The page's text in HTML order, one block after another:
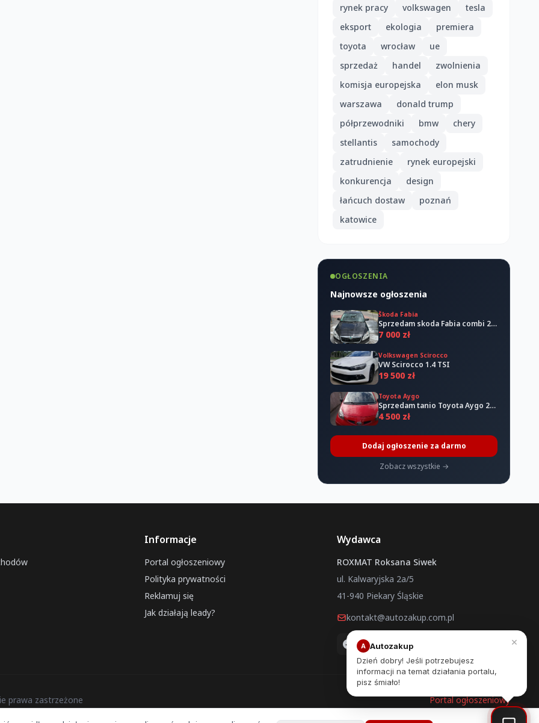
rynek pracy
volkswagen
tesla
eksport
ekologia
premiera
toyota
wrocław
ue
sprzedaż
handel
zwolnienia
komisja europejska
elon musk
warszawa
donald trump
półprzewodniki
bmw
chery
stellantis
samochody
zatrudnienie
rynek europejski
konkurencja
design
łańcuch dostaw
poznań
katowice
OGŁOSZENIA
Najnowsze ogłoszenia
Škoda Fabia
Sprzedam skoda Fabia combi 2011
7 000 zł
Volkswagen Scirocco
VW Scirocco 1.4 TSI
19 500 zł
Toyota Aygo
Sprzedam tanio Toyota Aygo 2006
4 500 zł
Dodaj ogłoszenie za darmo
Zobacz wszystkie →
Informacje
Portal ogłoszeniowy
Polityka prywatności
Reklamuj się
Jak działają leady?
Wydawca
ROXMAT Roksana Siwek
ul. Kalwaryjska 2a/5
41-940 Piekary Śląskie
kontakt@autozakup.com.pl
prawa zastrzeżone Portal ogłoszeniowy
Wykonanie strony: tworzenie stron www Katowice
×
A Autozakup
Dzień dobry! Jeśli potrzebujesz
informacji na temat działania portalu,
pisz śmiało!